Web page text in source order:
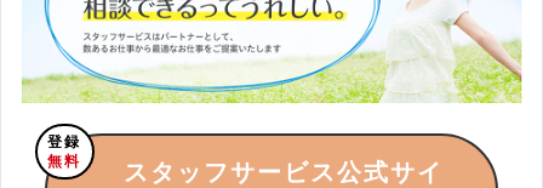
登録
無料
スタッフサービス公式サイ